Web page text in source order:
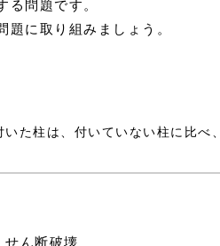
問題です。
題に取り組みましょう。
た柱は、付いていない柱に比べ
せん断破壊